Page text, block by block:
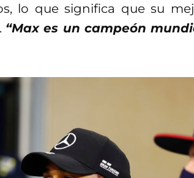
lo que significa que su
“Max es un campeón